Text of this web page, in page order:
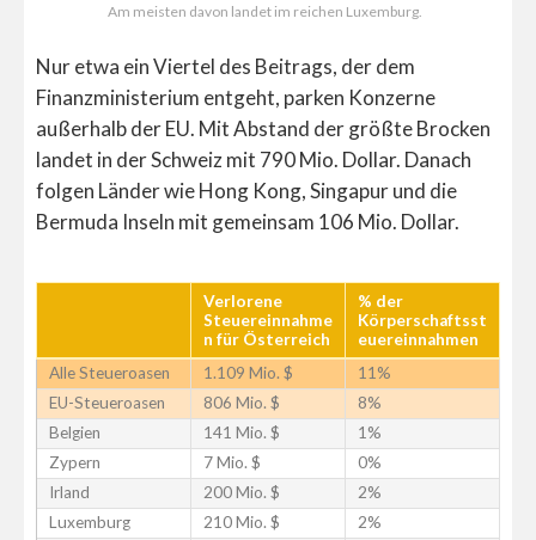
Am meisten davon landet im reichen Luxemburg.
Nur etwa ein Viertel des Beitrags, der dem
Finanzministerium entgeht, parken Konzerne
außerhalb der EU. Mit Abstand der größte Brocken
landet in der Schweiz mit 790 Mio. Dollar. Danach
folgen Länder wie Hong Kong, Singapur und die
Bermuda Inseln mit gemeinsam 106 Mio. Dollar.
Verlorene
Steuereinnahme
n für Österreich
% der
Körperschaftsst
euereinnahmen
Alle Steueroasen
1.109 Mio. $
11%
EU-Steueroasen
806 Mio. $
8%
Belgien
141 Mio. $
1%
Zypern
7 Mio. $
0%
Irland
200 Mio. $
2%
Luxemburg
210 Mio. $
2%